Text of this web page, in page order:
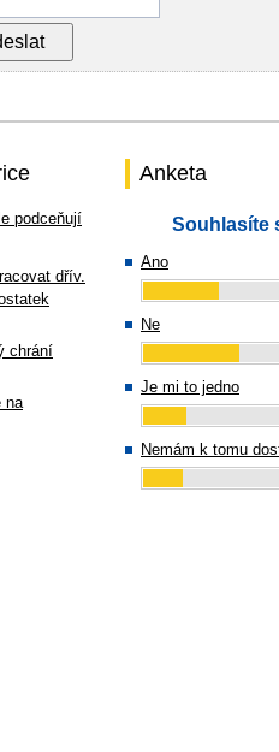
podceňují
dřív.
chrání
na
Anketa
Souhlasíte
Ano
Ne
Je mi to jedno
Nemám k tomu